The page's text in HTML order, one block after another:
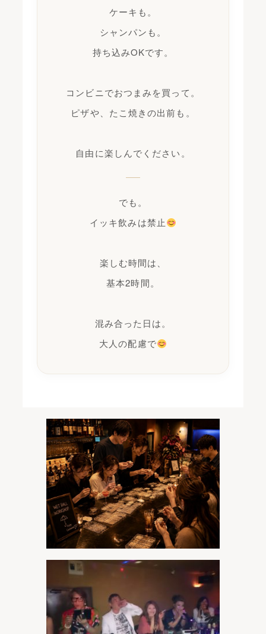
ケーキも。
シャンパンも。
持ち込みOKです。
コンビニでおつまみを買って。
ピザや、たこ焼きの出前も。
自由に楽しんでください。
でも。
イッキ飲みは禁止
楽しむ時間は、
基本2時間。
混み合った日は。
大人の配慮で